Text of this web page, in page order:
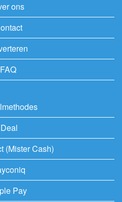
ons
FAQ
(Mister Cash)
Pay